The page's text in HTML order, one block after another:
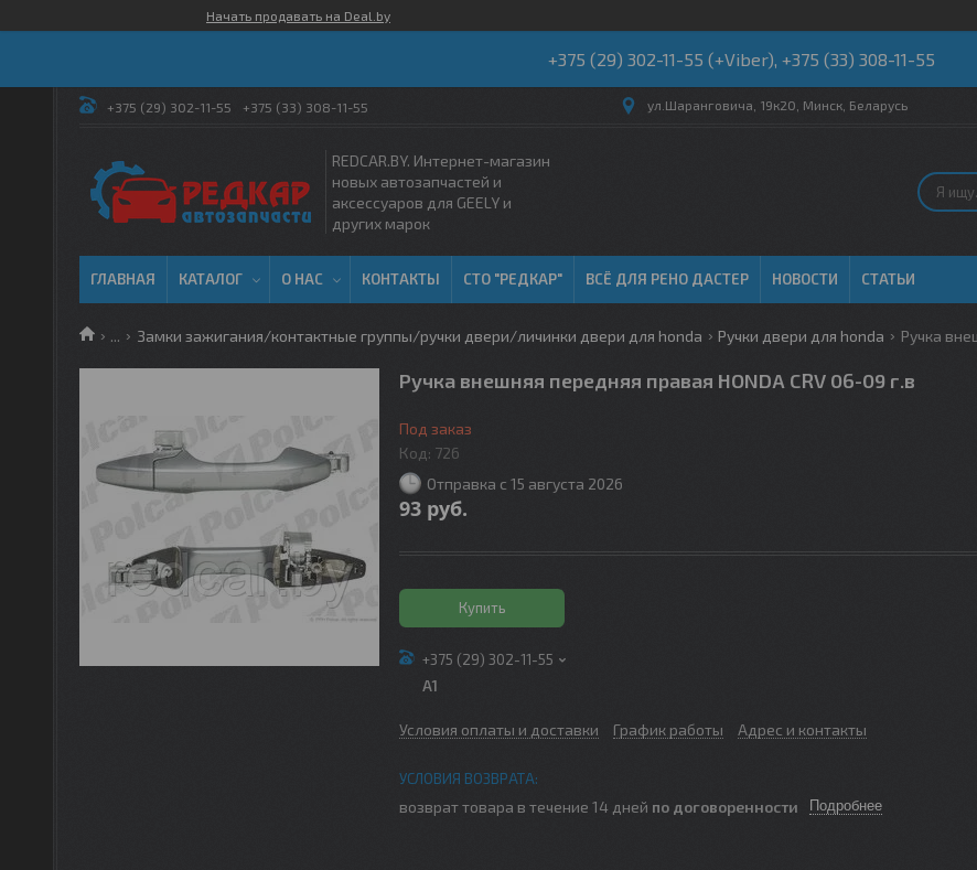
Начать продавать на Deal.by
+375 (29) 302-11-55 (+Viber), +375 (33) 308-11-55
+375 (29) 302-11-55 +375 (33) 308-11-55 ул.Шаранговича, 19к20, Минск, Беларусь
REDCAR.BY. Интернет-магазин
новых автозапчастей и
аксессуаров для GEELY и
других марок
ГЛАВНАЯ КАТАЛОГ О НАС КОНТАКТЫ СТО "РЕДКАР" ВСЁ ДЛЯ РЕНО ДАСТЕР НОВОСТИ СТАТЬИ
... Замки зажигания/контактные группы/ручки двери/личинки двери для honda Ручки двери для honda Ручка
Ручка внешняя передняя правая HONDA CRV 06-09 г.в
Под заказ
Код: 726
Отправка с 15 августа 2026
93 руб.
Купить
+375 (29) 302-11-55
A1
Условия оплаты и доставки График работы Адрес и контакты
возврат товара в течение 14 дней по договоренности Подробнее